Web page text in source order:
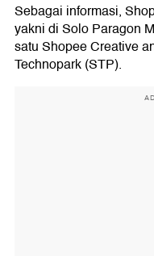
Sebagai informasi,
yakni di Solo Paragon
satu Shopee Creative
Technopark (STP).